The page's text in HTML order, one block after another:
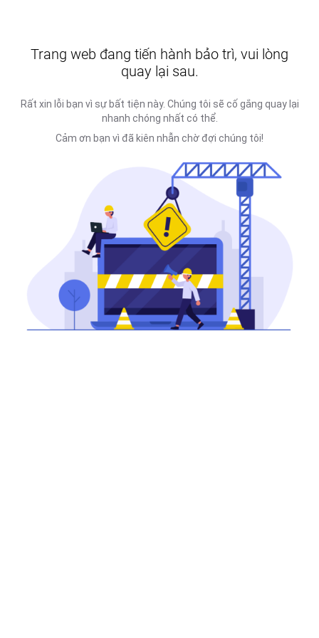
Trang web đang tiến hành bảo trì, vui lòng
quay lại sau.
Rất xin lỗi bạn vì sự bất tiện này. Chúng tôi sẽ cố gắng quay lại
nhanh chóng nhất có thể.
Cảm ơn bạn vì đã kiên nhẫn chờ đợi chúng tôi!